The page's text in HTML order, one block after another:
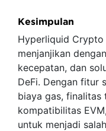
Kesimpulan
Hyperliquid
menjanjikan
kecepatan, dan
DeFi. Dengan fitur
biaya gas, finalitas
kompatibilitas
untuk menjadi